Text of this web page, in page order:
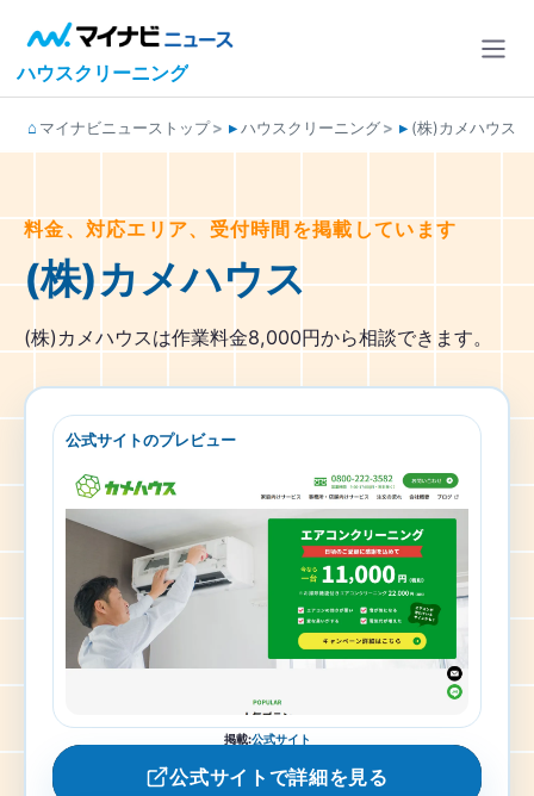
ハウスクリーニング
マイナビニューストップ ハウスクリーニング (株)カメハウス
料金、対応エリア、受付時間を掲載しています
(株)カメハウス
(株)カメハウスは作業料金8,000円から相談できます。
公式サイトのプレビュー
掲載:公式サイト
公式サイトで詳細を見る